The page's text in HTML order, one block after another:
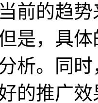
的趋势
是，具
析。同
的推广效